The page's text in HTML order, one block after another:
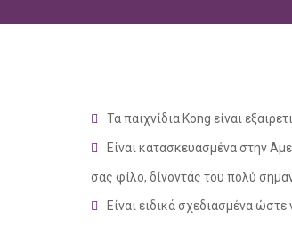
Τα παιχνίδια Kong είναι
Είναι κατασκευασμένα στην
σας φίλο, δίνοντάς του πολύ
Είναι ειδικά σχεδιασμένα